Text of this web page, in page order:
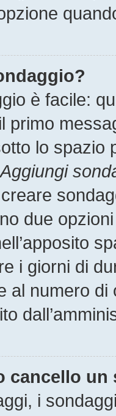
è facile:
primo
lo spazio
Aggiungi
due
i giorni di
al numero
cancello un
i